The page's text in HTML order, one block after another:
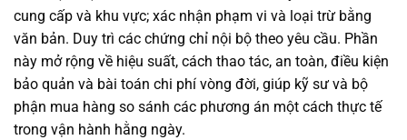
cung cấp và khu vực; xác nhận phạm vi và loại trừ bằng
văn bản. Duy trì các chứng chỉ nội bộ theo yêu cầu. Phần
này mở rộng về hiệu suất, cách thao tác, an toàn, điều kiện
bảo quản và bài toán chi phí vòng đời, giúp kỹ sư và bộ
phận mua hàng so sánh các phương án một cách thực tế
trong vận hành hằng ngày.